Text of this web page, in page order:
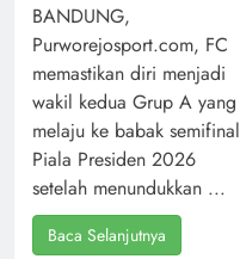
BANDUNG,
Purworejosport.com, FC
memastikan diri menjadi
wakil kedua Grup A yang
melaju ke babak semifinal
Piala Presiden 2026
setelah menundukkan ...
Baca Selanjutnya